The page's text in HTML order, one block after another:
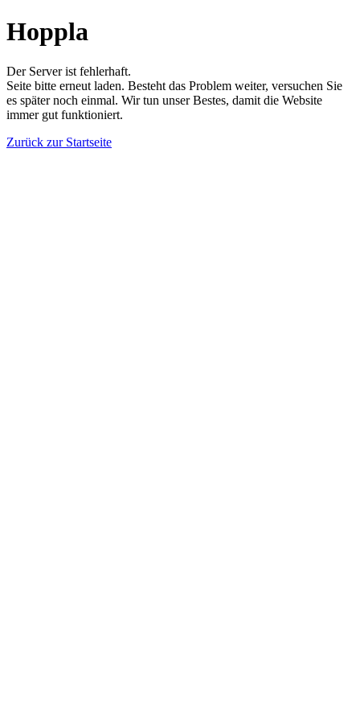
Hoppla
Der Server ist fehlerhaft.
Seite bitte erneut laden. Besteht das Problem weiter, versuchen Sie
es später noch einmal. Wir tun unser Bestes, damit die Website
immer gut funktioniert.
Zurück zur Startseite